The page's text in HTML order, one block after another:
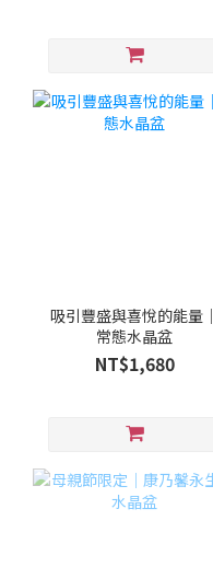
吸引豐盛與喜悅的能量｜
常態水晶盆
NT$1,680